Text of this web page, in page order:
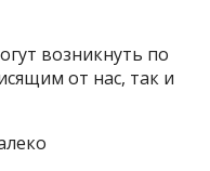
возникнуть по
от нас, так и